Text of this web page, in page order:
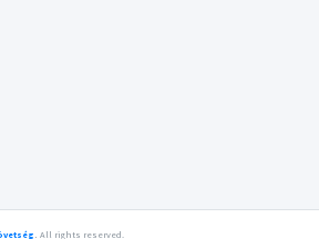
. All rights reserved.